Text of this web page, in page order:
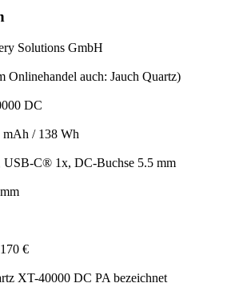
Solutions GmbH
Onlinehandel auch: Jauch Quartz)
DC
mAh / 138 Wh
USB-C® 1x, DC-Buchse 5.5 mm
€
XT-40000 DC PA bezeichnet